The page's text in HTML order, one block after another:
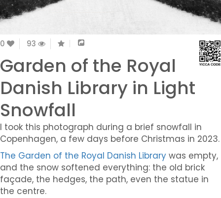
0 93
Garden of the Royal
Danish Library in Light
Snowfall
I took this photograph during a brief snowfall in
Copenhagen, a few days before Christmas in 2023.
The Garden of the Royal Danish Library was empty,
and the snow softened everything: the old brick
façade, the hedges, the path, even the statue in
the centre.